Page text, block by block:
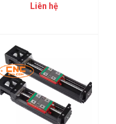
Liên hệ